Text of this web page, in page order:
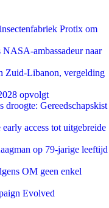
Protix om
ambassadeur naar
Zuid-Libanon, vergelding
opvolgt
droogte: Gereedschapskist
access tot uitgebreide
op 79-jarige leeftijd
OM geen enkel
Evolved